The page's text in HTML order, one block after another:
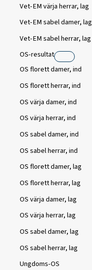
Vet-EM värja herrar, lag
Vet-EM sabel damer, lag
Vet-EM sabel herrar, lag
OS-resultat
OS florett damer, ind
OS florett herrar, ind
OS värja damer, ind
OS värja herrar, ind
OS sabel damer, ind
OS sabel herrar, ind
OS florett damer, lag
OS florett herrar, lag
OS värja damer, lag
OS värja herrar, lag
OS sabel damer, lag
OS sabel herrar, lag
Ungdoms-OS